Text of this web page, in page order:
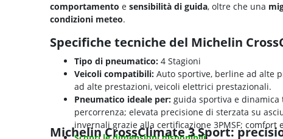
comportamento e sensibilità di guida, oltre che una
condizioni meteo.
Specifiche tecniche del Michelin
Tipo di pneumatico: 4 Stagioni
Veicoli compatibili: Auto sportive, berline ad alte
ad alte prestazioni, veicoli elettrici prestazionali.
Pneumatico ideale per: guida sportiva e dinamica
percorrenza; elevata precisione di sterzata su
invernali grazie alla certificazione 3PMSF;
Michelin CrossClimate 3 Sport: